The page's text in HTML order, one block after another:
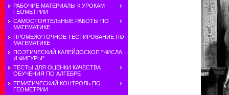
РАБОЧИЕ МАТЕРИАЛЫ К УРОКАМ
ГЕОМЕТРИИ
САМОСТОЯТЕЛЬНЫЕ РАБОТЫ ПО
МАТЕМАТИКЕ
ПРОМЕЖУТОЧНОЕ ТЕСТИРОВАНИЕ ПО
МАТЕМАТИКЕ
ПОЭТИЧЕСКИЙ КАЛЕЙДОСКОП "ЧИСЛА
И ФИГУРЫ"
ТЕСТЫ ДЛЯ ОЦЕНКИ КАЧЕСТВА
ОБУЧЕНИЯ ПО АЛГЕБРЕ
ТЕМАТИЧЕСКИЙ КОНТРОЛЬ ПО
ГЕОМЕТРИИ